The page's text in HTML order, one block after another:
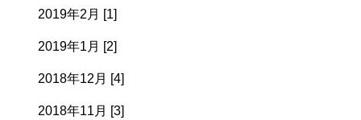
2019年2月 [1]
2019年1月 [2]
2018年12月 [4]
2018年11月 [3]